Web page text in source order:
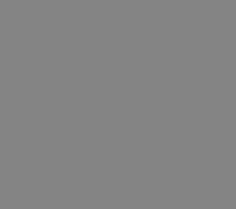
Verzeichnis